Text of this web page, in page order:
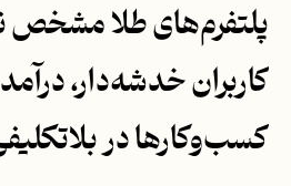
پلتفرم‌های طلا مشخص
کاربران خدشه‌دار،
کسب‌وکارها در